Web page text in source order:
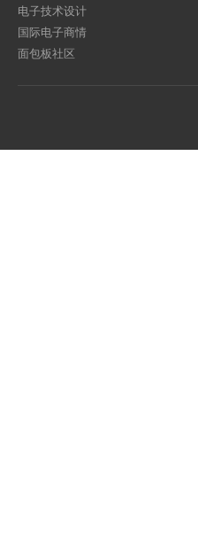
电子技术设计
国际电子商情
面包板社区